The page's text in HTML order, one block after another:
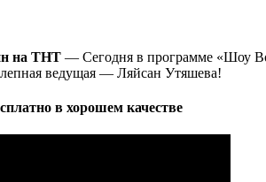
на ТНТ — Сегодня в программе «Шоу
ведущая — Ляйсан Утяшева!
в хорошем качестве